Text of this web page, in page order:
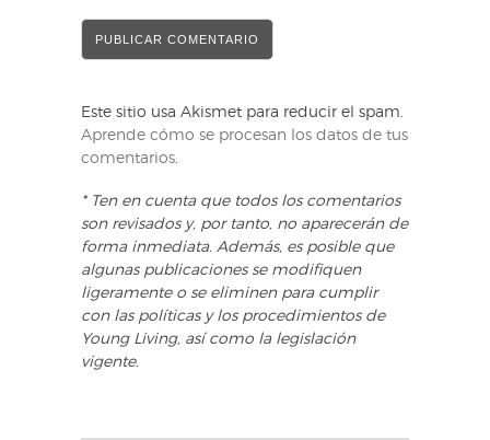
Este sitio usa Akismet para reducir el spam.
Aprende cómo se procesan los datos de tus
comentarios.
* Ten en cuenta que todos los comentarios
son revisados y, por tanto, no aparecerán de
forma inmediata. Además, es posible que
algunas publicaciones se modifiquen
ligeramente o se eliminen para cumplir
con las políticas y los procedimientos de
Young Living, así como la legislación
vigente.